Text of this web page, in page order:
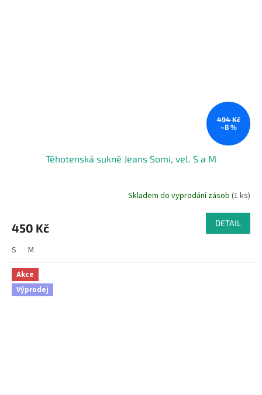
494 Kč
–8 %
Těhotenská sukně Jeans Somi, vel. S a M
Skladem do vyprodání zásob (1 ks)
450 Kč DETAIL
S M
Akce
Výprodej